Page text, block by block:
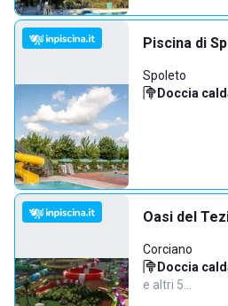
Piscina di
Spoleto
Doccia
Oasi del
Corciano
Doccia
e altri 5…